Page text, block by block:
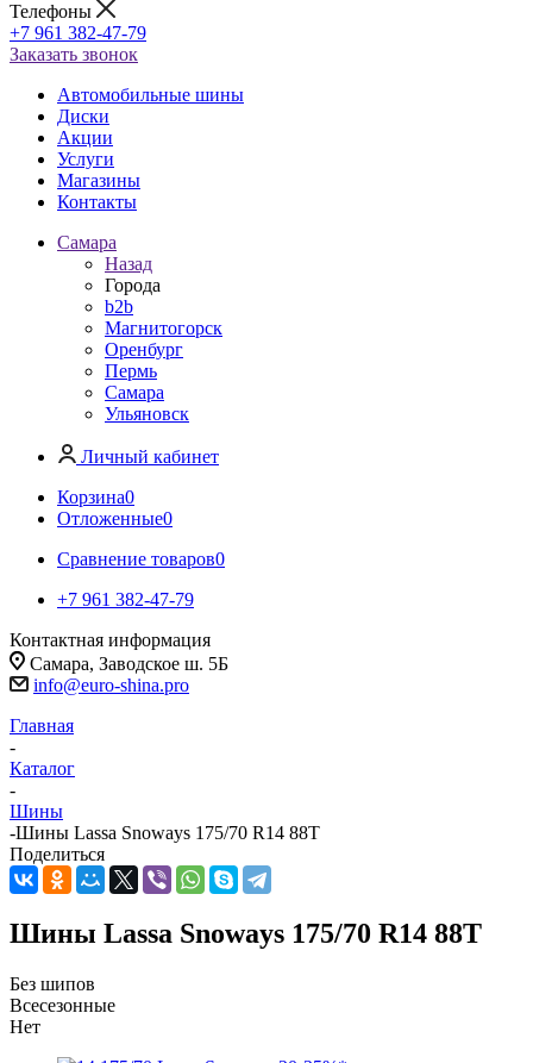
Телефоны
+7 961 382-47-79
Заказать звонок
Автомобильные шины
Диски
Акции
Услуги
Магазины
Контакты
Самара
Назад
Города
b2b
Магнитогорск
Оренбург
Пермь
Самара
Ульяновск
Личный кабинет
Корзина0
Отложенные0
Сравнение товаров0
+7 961 382-47-79
Контактная информация
Самара, Заводское ш. 5Б
info@euro-shina.pro
Главная
-
Каталог
-
Шины
-Шины Lassa Snoways 175/70 R14 88T
Поделиться
Шины Lassa Snoways 175/70 R14 88T
Без шипов
Всесезонные
Нет